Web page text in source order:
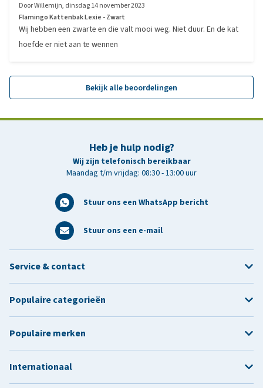
DoorWillemijn, dinsdag 14 november 2023
Flamingo Kattenbak Lexie - Zwart
Wij hebben een zwarte en die valt mooi weg. Niet duur. En de kat
hoefde er niet aan te wennen
Bekijk alle beoordelingen
Heb je hulp nodig?
Wij zijn telefonisch bereikbaar
Maandag t/m vrijdag: 08:30 - 13:00 uur
Stuur ons een WhatsApp bericht
Stuur ons een e-mail
Service & contact
Populaire categorieën
Populaire merken
Internationaal